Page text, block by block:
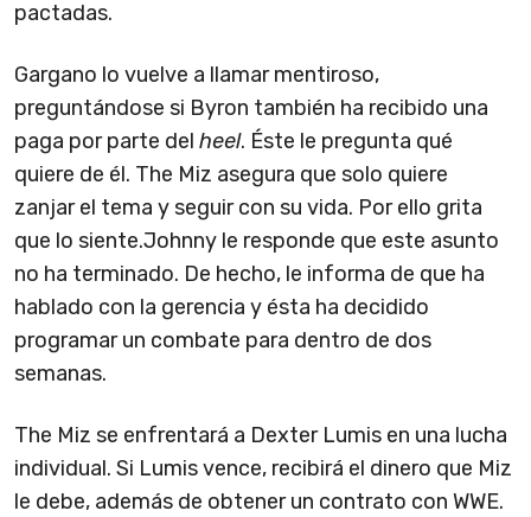
pactadas.
Gargano lo vuelve a llamar mentiroso,
preguntándose si Byron también ha recibido una
paga por parte del heel. Éste le pregunta qué
quiere de él. The Miz asegura que solo quiere
zanjar el tema y seguir con su vida. Por ello grita
que lo siente.Johnny le responde que este asunto
no ha terminado. De hecho, le informa de que ha
hablado con la gerencia y ésta ha decidido
programar un combate para dentro de dos
semanas.
The Miz se enfrentará a Dexter Lumis en una lucha
individual. Si Lumis vence, recibirá el dinero que Miz
le debe, además de obtener un contrato con WWE.